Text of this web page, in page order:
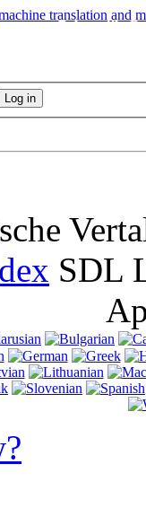
Belangrijk:
SDL